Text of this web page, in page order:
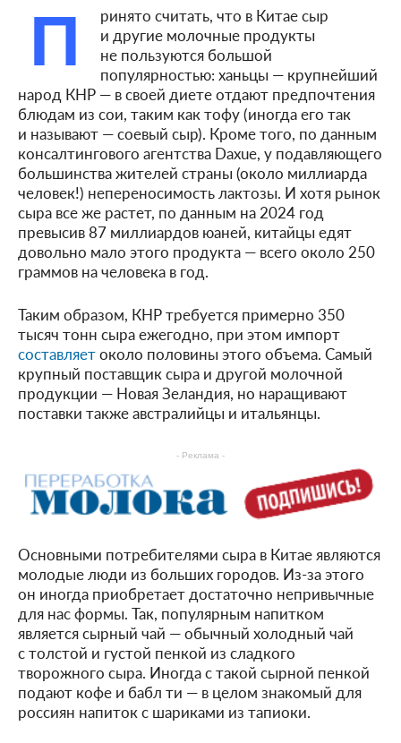
П
ринято считать, что в Китае сыр
и другие молочные продукты
не пользуются большой
популярностью: ханьцы — крупнейший
народ КНР — в своей диете отдают предпочтения
блюдам из сои, таким как тофу (иногда его так
и называют — соевый сыр). Кроме того, по данным
консалтингового агентства Daxue, у подавляющего
большинства жителей страны (около миллиарда
человек!) непереносимость лактозы. И хотя рынок
сыра все же растет, по данным на 2024 год
превысив 87 миллиардов юаней, китайцы едят
довольно мало этого продукта — всего около 250
граммов на человека в год.
Таким образом, КНР требуется примерно 350
тысяч тонн сыра ежегодно, при этом импорт
составляетоколо половины этого объема. Самый
крупный поставщик сыра и другой молочной
продукции — Новая Зеландия, но наращивают
поставки также австралийцы и итальянцы.
- Реклама -
Основными потребителями сыра в Китае являются
молодые люди из больших городов. Из-за этого
он иногда приобретает достаточно непривычные
для нас формы. Так, популярным напитком
является сырный чай — обычный холодный чай
с толстой и густой пенкой из сладкого
творожного сыра. Иногда с такой сырной пенкой
подают кофе и бабл ти — в целом знакомый для
россиян напиток с шариками из тапиоки.